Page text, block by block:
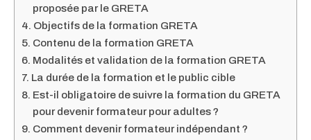
proposée par le GRETA
Objectifs de la formation GRETA
Contenu de la formation GRETA
Modalités et validation de la formation GRETA
La durée de la formation et le public cible
Est-il obligatoire de suivre la formation du GRETA
pour devenir formateur pour adultes ?
Comment devenir formateur indépendant ?